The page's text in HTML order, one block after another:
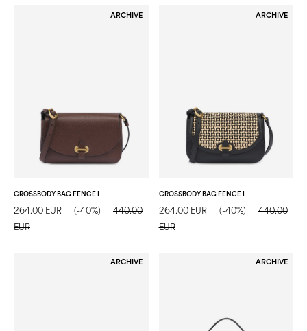
ARCHIVE
264.00 EUR (-40%)
440.00
EUR
ARCHIVE
264.00 EUR (-40%)
440.00
EUR
ARCHIVE ARCHIVE